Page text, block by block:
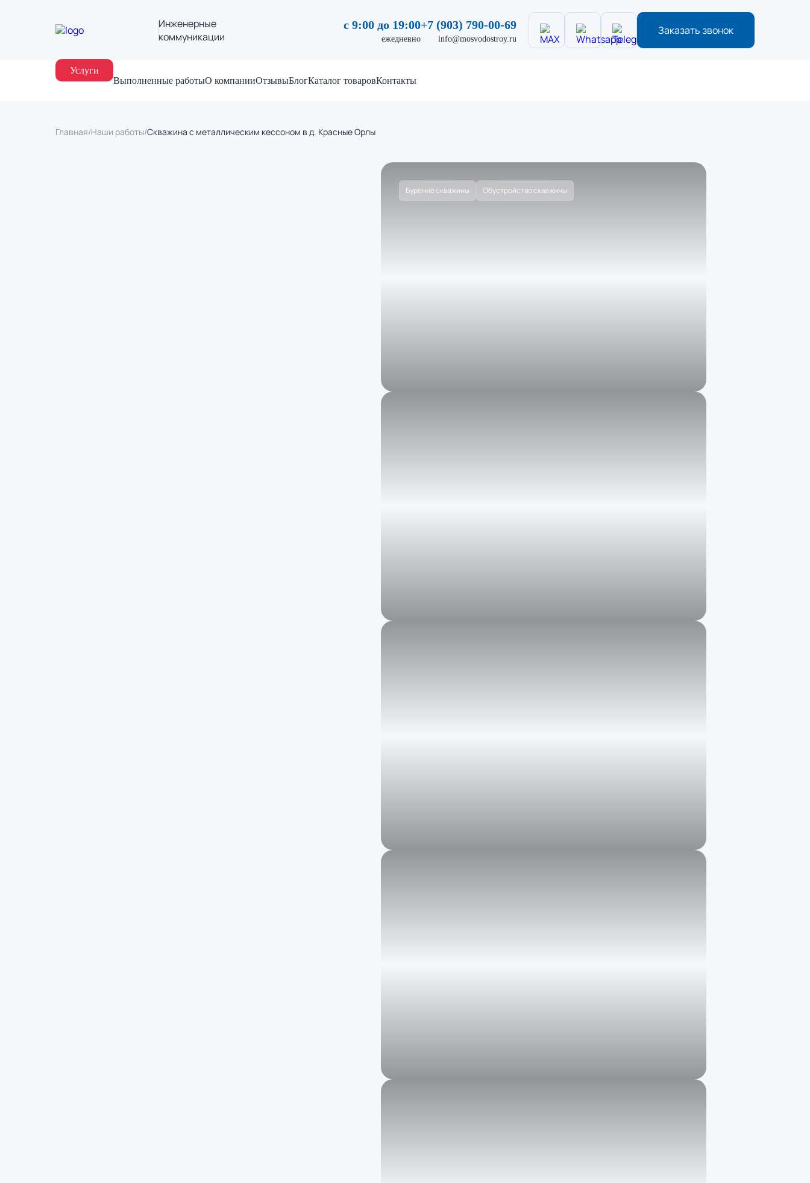
Инженерные
коммуникации
с 9:00 до 19:00
ежедневно
+7 (903) 790-00-69
info@mosvodostroy.ru
Заказать звонок
Услуги
Выполненные работыО компанииОтзывыБлогКаталог товаровКонтакты
Главная/Наши работы/Скважина с металлическим кессоном в д. Красные Орлы
Бурение скважины Обустройство скважины